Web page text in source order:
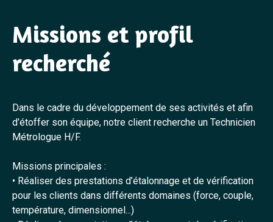
Missions et profil
recherché
Dans le cadre du développement de ses activités et afin
d’étoffer son équipe, notre client recherche un Technicien
Métrologue H/F.
Missions principales :
• Réaliser des prestations d’étalonnage et de vérification
pour les clients dans différents domaines (force, couple,
température, dimensionnel...)